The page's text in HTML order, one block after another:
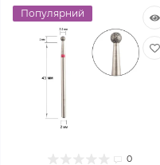
Популярний
0